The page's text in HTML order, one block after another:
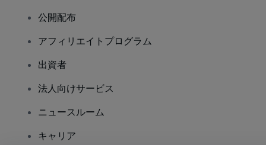
公開配布
アフィリエイトプログラム
出資者
法人向けサービス
ニュースルーム
キャリア